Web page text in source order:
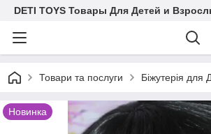
DETI TOYS Товары Для Детей и
Товари та послуги Біжутерія для
Новинка